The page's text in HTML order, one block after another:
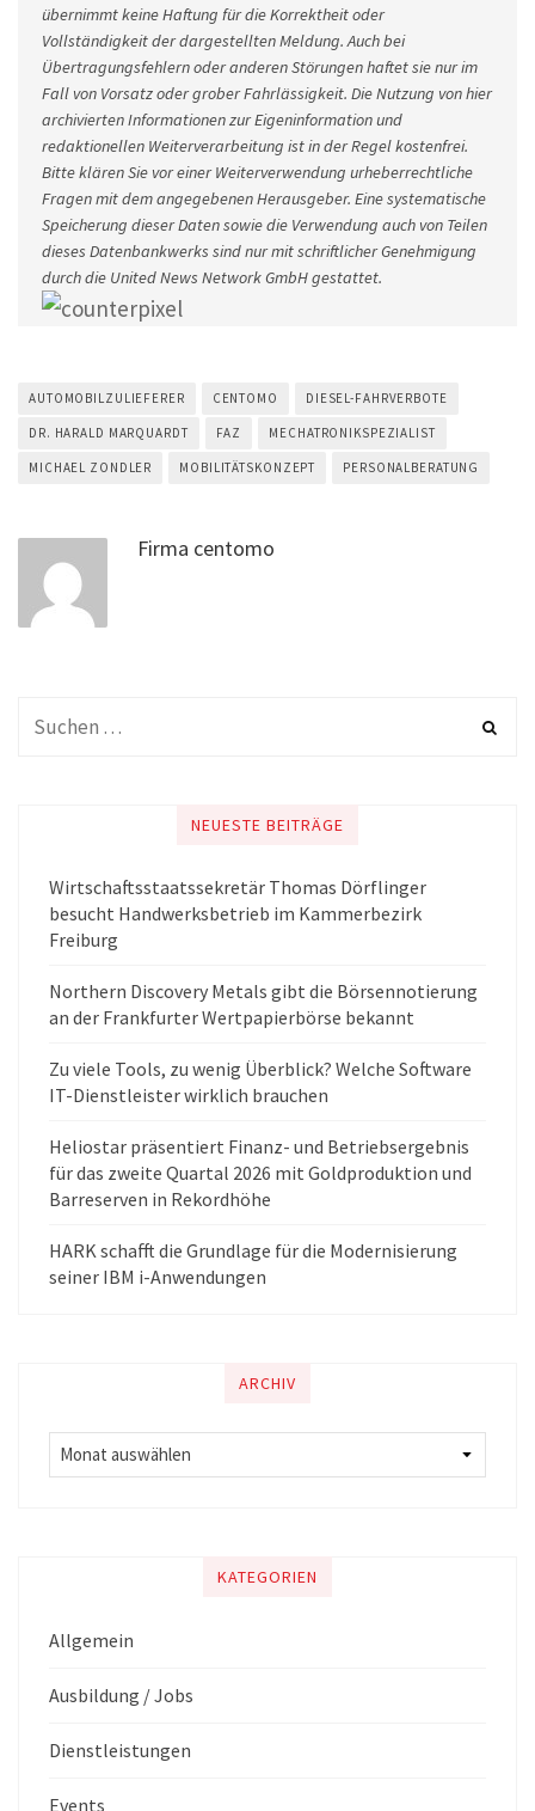
übernimmt keine Haftung für die Korrektheit oder
Vollständigkeit der dargestellten Meldung. Auch bei
Übertragungsfehlern oder anderen Störungen haftet sie nur im
Fall von Vorsatz oder grober Fahrlässigkeit. Die Nutzung von hier
archivierten Informationen zur Eigeninformation und
redaktionellen Weiterverarbeitung ist in der Regel kostenfrei.
Bitte klären Sie vor einer Weiterverwendung urheberrechtliche
Fragen mit dem angegebenen Herausgeber. Eine systematische
Speicherung dieser Daten sowie die Verwendung auch von Teilen
dieses Datenbankwerks sind nur mit schriftlicher Genehmigung
durch die United News Network GmbH gestattet.
AUTOMOBILZULIEFERER CENTOMO DIESEL-FAHRVERBOTE
DR. HARALD MARQUARDT FAZ MECHATRONIKSPEZIALIST
MICHAEL ZONDLER MOBILITÄTSKONZEPT PERSONALBERATUNG
Firma centomo
NEUESTE BEITRÄGE
Wirtschaftsstaatssekretär Thomas Dörflinger
besucht Handwerksbetrieb im Kammerbezirk
Freiburg
Northern Discovery Metals gibt die Börsennotierung
an der Frankfurter Wertpapierbörse bekannt
Zu viele Tools, zu wenig Überblick? Welche Software
IT-Dienstleister wirklich brauchen
Heliostar präsentiert Finanz- und Betriebsergebnis
für das zweite Quartal 2026 mit Goldproduktion und
Barreserven in Rekordhöhe
HARK schafft die Grundlage für die Modernisierung
seiner IBM i-Anwendungen
ARCHIV
KATEGORIEN
Allgemein
Ausbildung / Jobs
Dienstleistungen
Events